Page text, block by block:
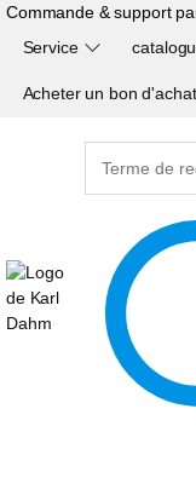
Commande & support
Service
Acheter un bon d'achat